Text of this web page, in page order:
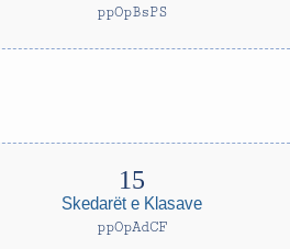
ppOpBsPS
Skedarët e Klasave
ppOpAdCF